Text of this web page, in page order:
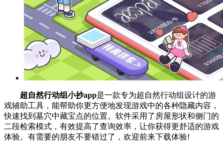
超自然行动组小抄app是一款专为超自然行动组设计的游
戏辅助工具，能帮助你更方便地发现游戏中的各种隐藏内容，
快速找到墓穴中藏宝点的位置。软件采用了房屋形状和侧门的
二段检索模式，有效提高了查询效率，让你获得更舒适的游戏
体验。有需要的朋友不要错过了，欢迎前来下载体验!